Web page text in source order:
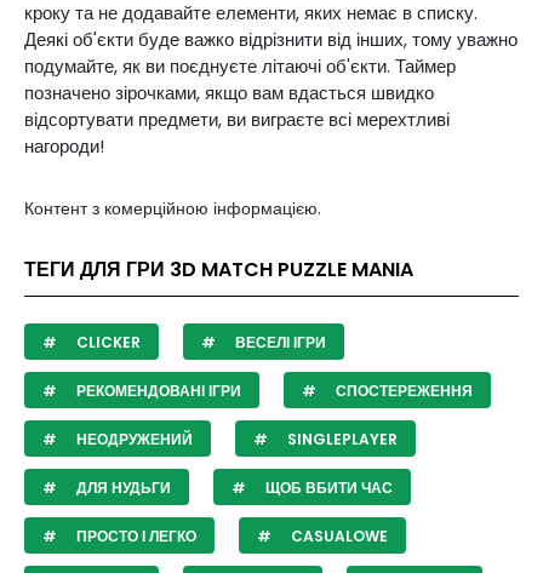
кроку та не додавайте елементи, яких немає в списку.
Деякі об'єкти буде важко відрізнити від інших, тому уважно
подумайте, як ви поєднуєте літаючі об'єкти. Таймер
позначено зірочками, якщо вам вдасться швидко
відсортувати предмети, ви виграєте всі мерехтливі
нагороди!
Контент з комерційною інформацією.
ТЕГИ ДЛЯ ГРИ 3D MATCH PUZZLE MANIA
CLICKER ВЕСЕЛІ ІГРИ
РЕКОМЕНДОВАНІ ІГРИ СПОСТЕРЕЖЕННЯ
НЕОДРУЖЕНИЙ SINGLEPLAYER
ДЛЯ НУДЬГИ ЩОБ ВБИТИ ЧАС
ПРОСТО І ЛЕГКО CASUALOWE